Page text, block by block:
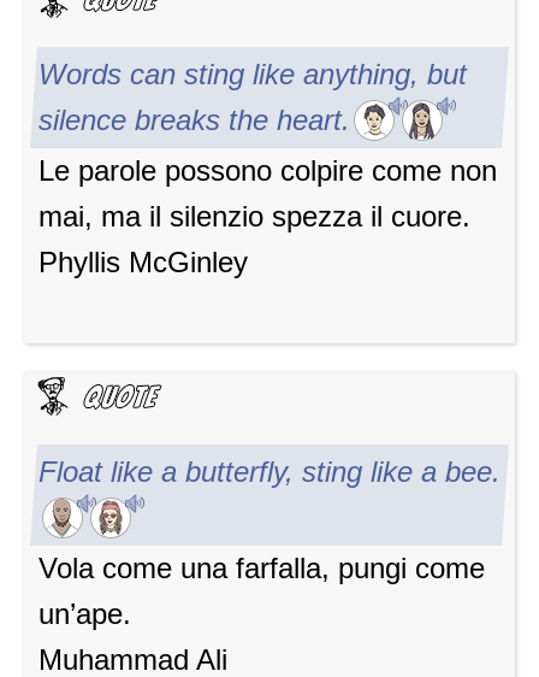
Words can sting like anything, but
silence breaks the heart.
Le parole possono colpire come non
mai, ma il silenzio spezza il cuore.
Phyllis McGinley
Float like a butterfly, sting like a bee.
Vola come una farfalla, pungi come
un’ape.
Muhammad Ali